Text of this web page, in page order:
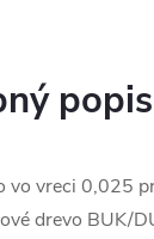
popis
vo vreci 0,025
drevo BUK/